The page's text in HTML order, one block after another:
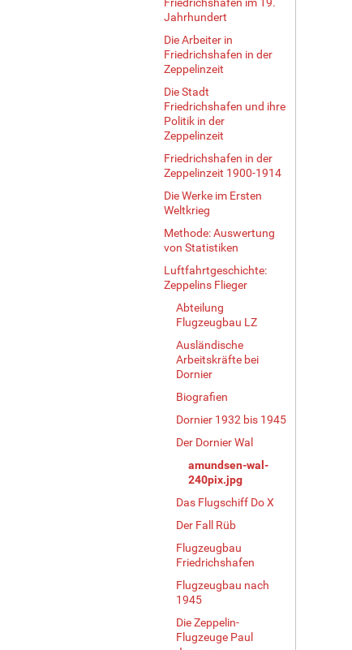
Jahrhundert
Die Arbeiter in
Friedrichshafen in der
Zeppelinzeit
Die Stadt
Friedrichshafen und ihre
Politik in der
Zeppelinzeit
Friedrichshafen in der
Zeppelinzeit 1900-1914
Die Werke im Ersten
Weltkrieg
Methode: Auswertung
von Statistiken
Luftfahrtgeschichte:
Zeppelins Flieger
Abteilung
Flugzeugbau LZ
Ausländische
Arbeitskräfte bei
Dornier
Biografien
Dornier 1932 bis 1945
Der Dornier Wal
amundsen-wal-
240pix.jpg
Das Flugschiff Do X
Der Fall Rüb
Flugzeugbau
Friedrichshafen
Flugzeugbau nach
1945
Die Zeppelin-
Flugzeuge Paul